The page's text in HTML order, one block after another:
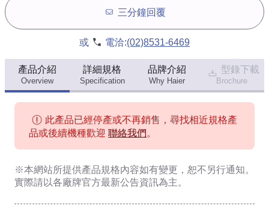
三分鐘回覆
或 電洽:(02)8531-6469
產品介紹
Overview
詳細規格
Specification
品牌介紹
Why Haier
型錄下載
Brochure
此產品已經停產或不再銷售，尋找相近規格產
品或後續機種歡迎 聯絡我們 。
※本網站所提供產品規格內容如有變更，恕不另行通知。
實際請以各廠牌官方最新公告資訊為主。